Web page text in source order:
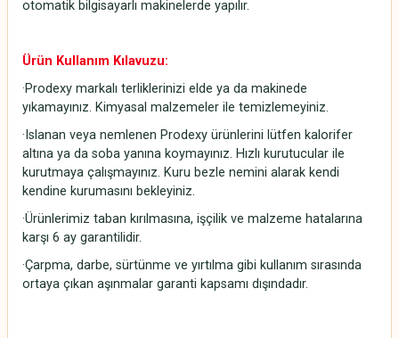
otomatik bilgisayarlı makinelerde yapılır.
Ürün Kullanım Kılavuzu:
·Prodexy markalı terliklerinizi elde ya da makinede
yıkamayınız. Kimyasal malzemeler ile temizlemeyiniz.
·Islanan veya nemlenen Prodexy ürünlerini lütfen kalorifer
altına ya da soba yanına koymayınız. Hızlı kurutucular ile
kurutmaya çalışmayınız. Kuru bezle nemini alarak kendi
kendine kurumasını bekleyiniz.
·Ürünlerimiz taban kırılmasına, işçilik ve malzeme hatalarına
karşı 6 ay garantilidir.
·Çarpma, darbe, sürtünme ve yırtılma gibi kullanım sırasında
ortaya çıkan aşınmalar garanti kapsamı dışındadır.